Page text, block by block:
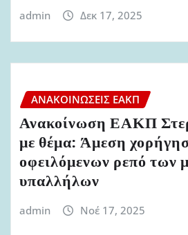
admin Δεκ 17, 2025
ΑΝΑΚΟΙΝΏΣΕΙΣ ΕΑΚΠ
Ανακοίνωση ΕΑΚΠ
με θέμα: Άμεση
οφειλόμενων ρεπό των
υπαλλήλων
admin Νοέ 17, 2025